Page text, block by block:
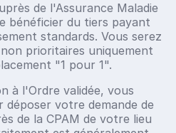
de l'Assurance Maladie
bénéficier du tiers payant
standards. Vous serez
prioritaires uniquement
"1 pour 1".
à l'Ordre validée, vous
déposer votre demande de
de la CPAM de votre lieu